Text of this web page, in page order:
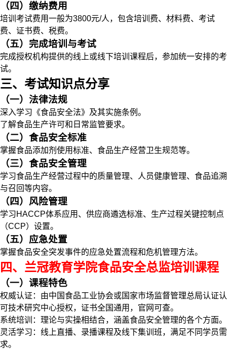
（四）缴纳费用
培训考试费用一般为3800元/人，包含培训费、材料费、考试
费、证书费、税费。
（五）完成培训与考试
完成授权机构提供的线上或线下培训课程后，参加统一安排的考
试。
三、考试知识点分享
（一）法律法规
深入学习《食品安全法》及其实施条例。
了解食品生产许可和日常监管要求。
（二）食品安全标准
掌握食品添加剂使用标准、食品生产经营卫生规范等。
（三）食品安全管理
学习食品生产经营过程中的质量管理、人员健康管理、食品追溯
与召回等内容。
（四）风险管理
学习HACCP体系应用、供应商遴选标准、生产过程关键控制点
（CCP）设置。
（五）应急处置
掌握食品安全突发事件的应急处置流程和危机管理方法。
四、兰冠教育学院食品安全总监培训课程
（一）课程特色
权威认证：由中国食品工业协会或国家市场监督管理总局认证认
可技术研究中心授权，证书全国通用，官网可查。
系统培训：理论与实操相结合，涵盖食品安全管理的各个方面。
灵活学习：线上直播、录播课程及线下集训班，满足不同学员需
求。